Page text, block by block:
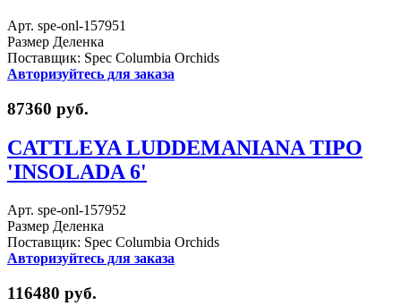
Арт. spe-onl-157951
Размер Деленка
Поставщик: Spec Columbia Orchids
Авторизуйтесь для заказа
87360 руб.
CATTLEYA LUDDEMANIANA TIPO
'INSOLADA 6'
Арт. spe-onl-157952
Размер Деленка
Поставщик: Spec Columbia Orchids
Авторизуйтесь для заказа
116480 руб.